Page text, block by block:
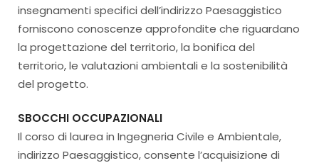
insegnamenti specifici dell’indirizzo Paesaggistico
forniscono conoscenze approfondite che riguardano
la progettazione del territorio, la bonifica del
territorio, le valutazioni ambientali e la sostenibilità
del progetto.
SBOCCHI OCCUPAZIONALI
Il corso di laurea in Ingegneria Civile e Ambientale,
indirizzo Paesaggistico, consente l’acquisizione di